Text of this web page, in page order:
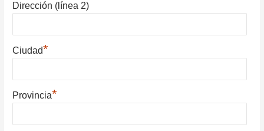
Dirección (línea 2)
Ciudad*
Provincia*